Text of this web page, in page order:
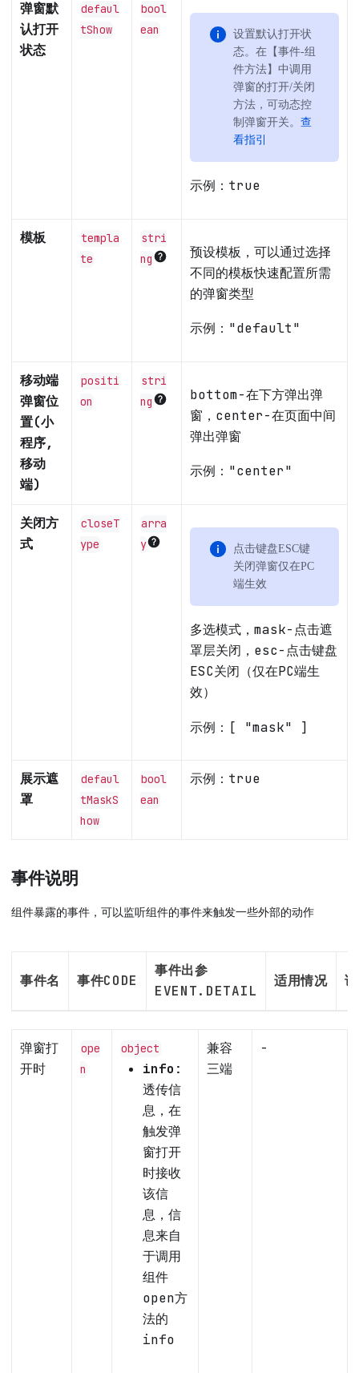
弹窗默
认打开
状态
defaul
tShow
bool
ean
设置默认打开状
态。在【事件-组
件方法】中调用
弹窗的打开/关闭
方法，可动态控
制弹窗开关。 查
看指引
示例： true
模板
templa
te
stri
ng
预设模板，可以通过选择
不同的模板快速配置所需
的弹窗类型
示例： "default"
移动端
弹窗位
置(小
程序,
移动
端)
positi
on
stri
ng
bottom-在下方弹出弹
窗，center-在页面中间
弹出弹窗
示例： "center"
关闭方
式
closeT
ype
arra
y
点击键盘ESC键
关闭弹窗仅在PC
端生效
多选模式，mask-点击遮
罩层关闭，esc-点击键盘
ESC关闭（仅在PC端生
效）
示例： [ "mask" ]
展示遮
罩
defaul
tMaskS
how
bool
ean
示例： true
事件说明
组件暴露的事件，可以监听组件的事件来触发一些外部的动作
事件名 事件CODE
事件出参
EVENT.DETAIL
适用情况
弹窗打
开时
ope
n
object
info :
透传信
息，在
触发弹
窗打开
时接收
该信
息，信
息来自
于调用
组件
open方
法的
info
兼容
三端
-